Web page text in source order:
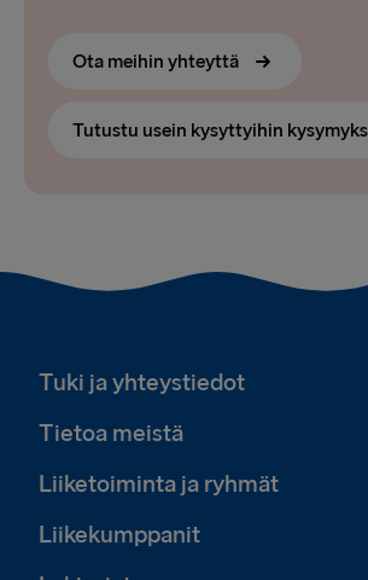
Ota meihin yhteyttä
Tutustu usein kysyttyihin
Tuki ja yhteystiedot
Tietoa meistä
Liiketoiminta ja ryhmät
Liikekumppanit